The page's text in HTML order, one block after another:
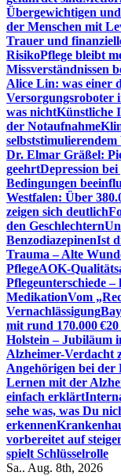
Übergewichtigen
der Menschen mit
Trauer und
RisikoPflege bleibt
Missverständnissen
Alice Lin: was einer
Versorgungsroboter
was nichtKünstliche
der Notaufnahme
Dr. Elmar Gräßel:
geehrtDepression
Bedingungen
Westfalen: Über
zeigen sich deutlich
den Geschlechtern
BenzodiazepinenIst
Trauma – Alte
PflegeAOK-
Pflegeunterschiede
MedikationVom
Vernachlässigung
mit rund 170.000 €
Holstein – Jubiläum
Alzheimer-Verdacht
Angehörigen bei der
Lernen mit der
einfach erklärt
sehe was, was Du
erkennen
vorbereitet auf
spielt Schlüsselrolle
Sa.. Aug. 8th, 2026